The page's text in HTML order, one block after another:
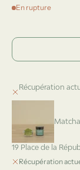
En rupture
Récupération
19 Place de la
Récupération